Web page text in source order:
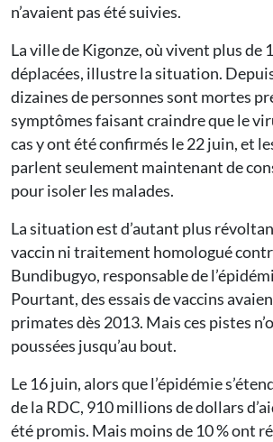
n’avaient pas été suivies.
La ville de Kigonze, où vivent plus de
déplacées, illustre la situation.
dizaines de personnes sont mortes
symptômes faisant craindre que le
cas y ont été confirmés le 22 juin, et
parlent seulement maintenant de
pour isoler les malades.
La situation est d’autant plus
vaccin ni traitement homologué
Bundibugyo, responsable de
Pourtant, des essais de vaccins
primates dès 2013. Mais ces pistes
poussées jusqu’au bout.
Le 16 juin, alors que l’épidémie
de la RDC, 910 millions de dollars
été promis. Mais moins de 10 % ont